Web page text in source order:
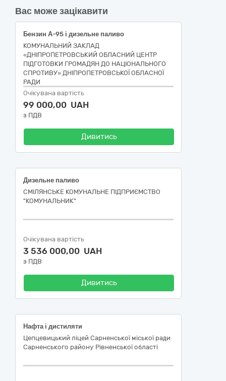
Вас може зацікавити
Бензин А-95 і дизельне паливо
КОМУНАЛЬНИЙ ЗАКЛАД
«ДНІПРОПЕТРОВСЬКИЙ ОБЛАСНИЙ ЦЕНТР
ПІДГОТОВКИ ГРОМАДЯН ДО НАЦІОНАЛЬНОГО
СПРОТИВУ» ДНІПРОПЕТРОВСЬКОЇ ОБЛАСНОЇ
РАДИ
Очікувана вартість
99 000,00 UAH
з ПДВ
Дивитись
Дизельне паливо
СМІЛЯНСЬКЕ КОМУНАЛЬНЕ ПІДПРИЄМСТВО
"КОМУНАЛЬНИК"
Очікувана вартість
3 536 000,00 UAH
з ПДВ
Дивитись
Нафта і дистиляти
Цепцевицький ліцей Сарненської міської ради
Сарненського району Рівненської області